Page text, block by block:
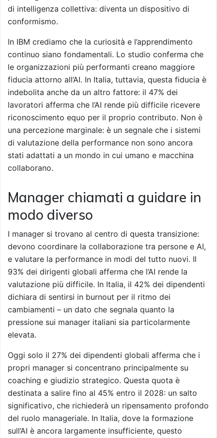
di intelligenza collettiva: diventa un dispositivo di
conformismo.
In IBM crediamo che la curiosità e l’apprendimento
continuo siano fondamentali. Lo studio conferma che
le organizzazioni più performanti creano maggiore
fiducia attorno all’AI. In Italia, tuttavia, questa fiducia è
indebolita anche da un altro fattore: il 47% dei
lavoratori afferma che l’AI rende più difficile ricevere
riconoscimento equo per il proprio contributo. Non è
una percezione marginale: è un segnale che i sistemi
di valutazione della performance non sono ancora
stati adattati a un mondo in cui umano e macchina
collaborano.
Manager chiamati a guidare in
modo diverso
I manager si trovano al centro di questa transizione:
devono coordinare la collaborazione tra persone e AI,
e valutare la performance in modi del tutto nuovi. Il
93% dei dirigenti globali afferma che l’AI rende la
valutazione più difficile. In Italia, il 42% dei dipendenti
dichiara di sentirsi in burnout per il ritmo dei
cambiamenti – un dato che segnala quanto la
pressione sui manager italiani sia particolarmente
elevata.
Oggi solo il 27% dei dipendenti globali afferma che i
propri manager si concentrano principalmente su
coaching e giudizio strategico. Questa quota è
destinata a salire fino al 45% entro il 2028: un salto
significativo, che richiederà un ripensamento profondo
del ruolo manageriale. In Italia, dove la formazione
sull’AI è ancora largamente insufficiente, questo